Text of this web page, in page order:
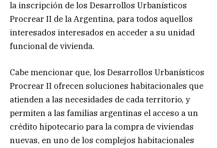
la inscripción de los Desarrollos Urbanísticos
Procrear II de la Argentina, para todos aquellos
interesados interesados en acceder a su unidad
funcional de vivienda.
Cabe mencionar que, los Desarrollos Urbanísticos
Procrear II ofrecen soluciones habitacionales que
atienden a las necesidades de cada territorio, y
permiten a las familias argentinas el acceso a un
crédito hipotecario para la compra de viviendas
nuevas, en uno de los complejos habitacionales